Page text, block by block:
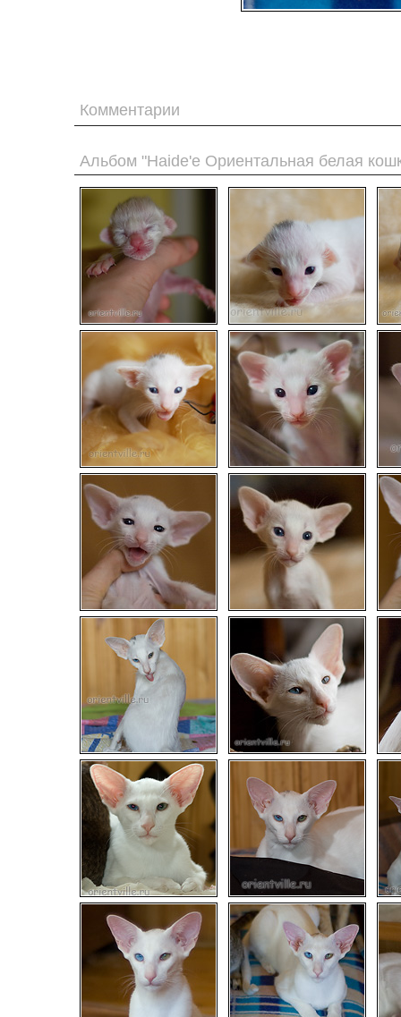
Комментарии
Альбом "Haide'e Ориентальная белая